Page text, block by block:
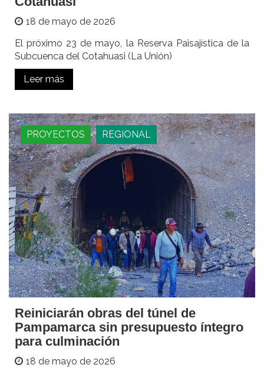
18 de mayo de 2026
El próximo 23 de mayo, la Reserva Paisajística de la
Subcuenca del Cotahuasi (La Unión)
Leer más
PROYECTOS REGIONAL
Reiniciarán obras del túnel de
Pampamarca sin presupuesto íntegro
para culminación
18 de mayo de 2026